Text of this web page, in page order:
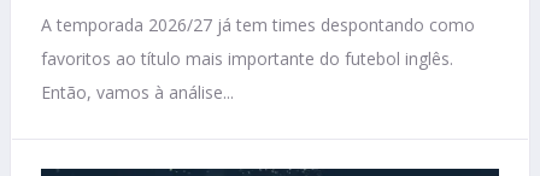
A temporada 2026/27 já tem times despontando como
favoritos ao título mais importante do futebol inglês.
Então, vamos à análise...